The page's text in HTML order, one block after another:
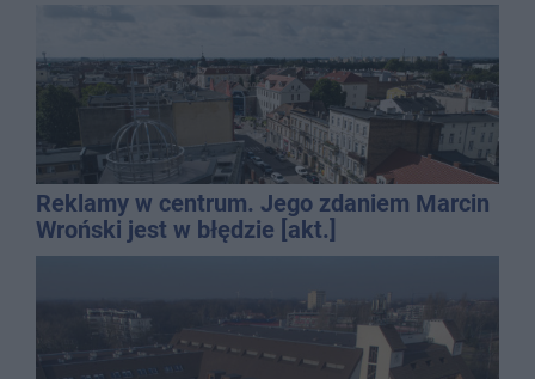
Reklamy w centrum. Jego zdaniem Marcin
Wroński jest w błędzie [akt.]